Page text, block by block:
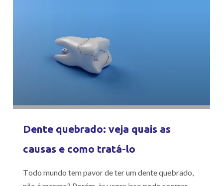
Dente quebrado: veja quais as
causas e como tratá-lo
Todo mundo tem pavor de ter um dente quebrado,